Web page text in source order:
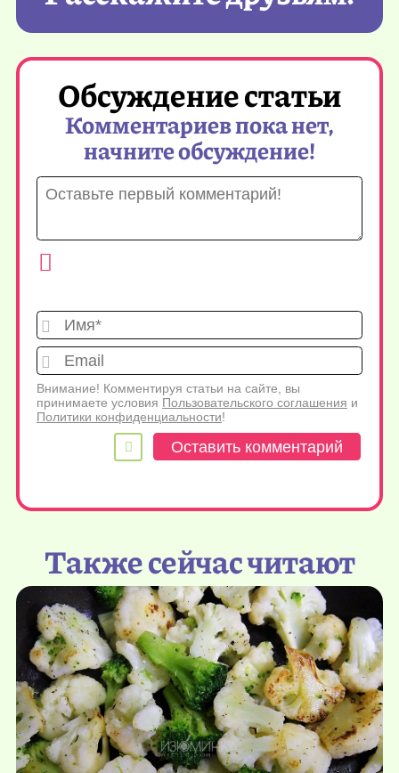
Обсуждение статьи
Комментариев пока нет,
начните обсуждение!
Имя*
Внимание! Комментируя статьи на сайте, вы
принимаете условия Пользовательского соглашения и
Политики конфиденциальности!
Также сейчас читают